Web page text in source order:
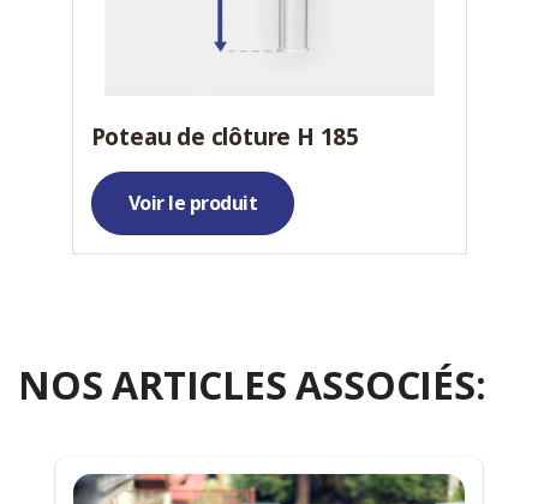
Poteau de clôture H 185
Voir le produit
NOS ARTICLES ASSOCIÉS: